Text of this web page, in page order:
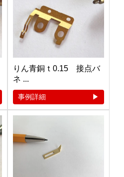
りん青銅ｔ0.15 接点バ
ネ ...
事例詳細